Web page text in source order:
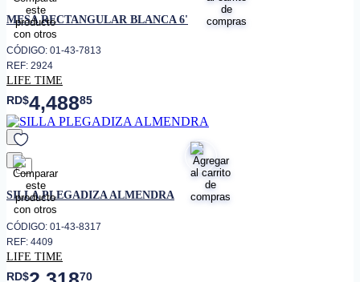
favorito
MESA RECTANGULAR BLANCA 6'
CÓDIGO: 01-43-7813
REF: 2924
LIFE TIME
RD$4,48885
favorito
SILLA PLEGADIZA ALMENDRA
CÓDIGO: 01-43-8317
REF: 4409
LIFE TIME
RD$
70